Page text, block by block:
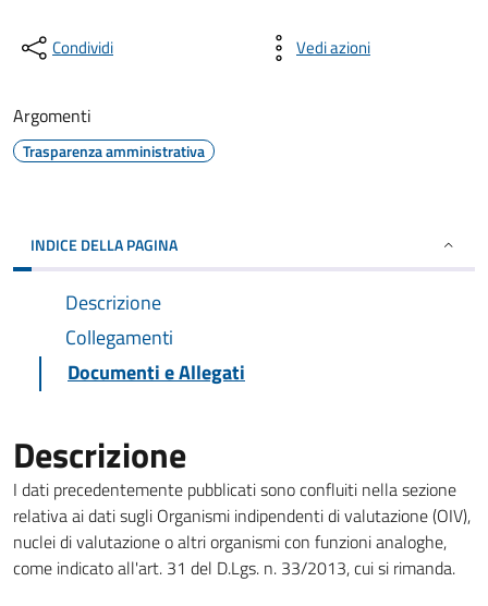
Condividi Vedi azioni
Argomenti
Trasparenza amministrativa
INDICE DELLA PAGINA
Descrizione
Collegamenti
Documenti e Allegati
Descrizione
I dati precedentemente pubblicati sono confluiti nella sezione
relativa ai dati sugli Organismi indipendenti di valutazione (OIV),
nuclei di valutazione o altri organismi con funzioni analoghe,
come indicato all'art. 31 del D.Lgs. n. 33/2013, cui si rimanda.